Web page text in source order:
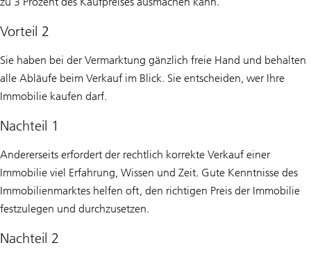
Vorteil 2
Sie haben bei der Vermarktung gänzlich freie Hand und behalten
alle Abläufe beim Verkauf im Blick. Sie entscheiden, wer Ihre
Immobilie kaufen darf.
Nachteil 1
Andererseits erfordert der rechtlich korrekte Verkauf einer
Immobilie viel Erfahrung, Wissen und Zeit. Gute Kenntnisse des
Immobilienmarktes helfen oft, den richtigen Preis der Immobilie
festzulegen und durchzusetzen.
Nachteil 2